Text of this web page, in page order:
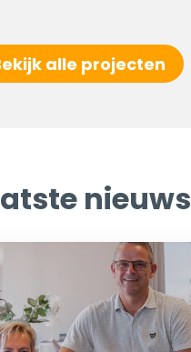
alle projecten
nieuws